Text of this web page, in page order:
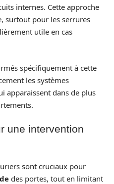
internes. Cette approche
surtout pour les serrures
utile en cas
spécifiquement à cette
les systèmes
apparaissent dans de plus
une intervention
sont cruciaux pour
des portes, tout en limitant